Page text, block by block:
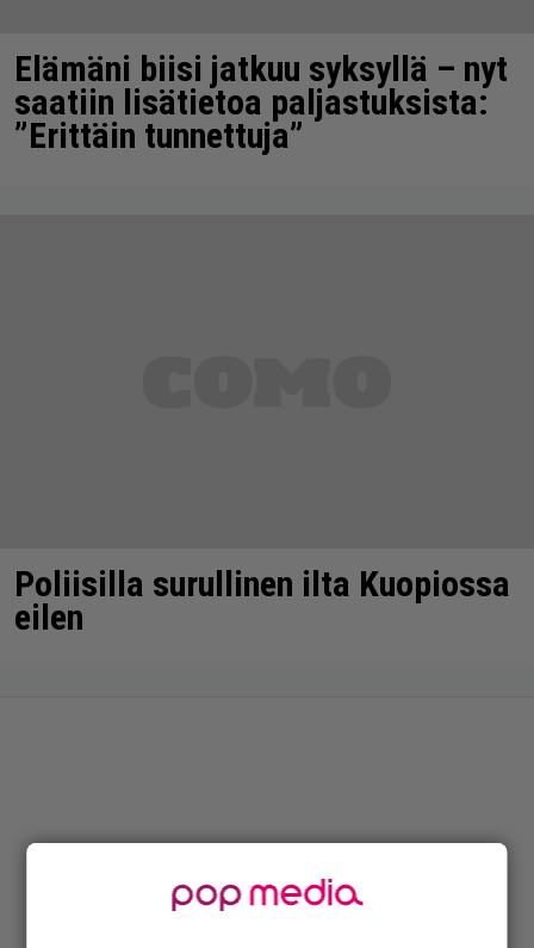
Elämäni biisi jatkuu syksyllä – nyt
saatiin lisätietoa paljastuksista:
”Erittäin tunnettuja”
Poliisilla surullinen ilta Kuopiossa
eilen